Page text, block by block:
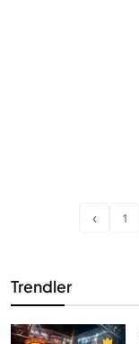
‹ 1
Trendler